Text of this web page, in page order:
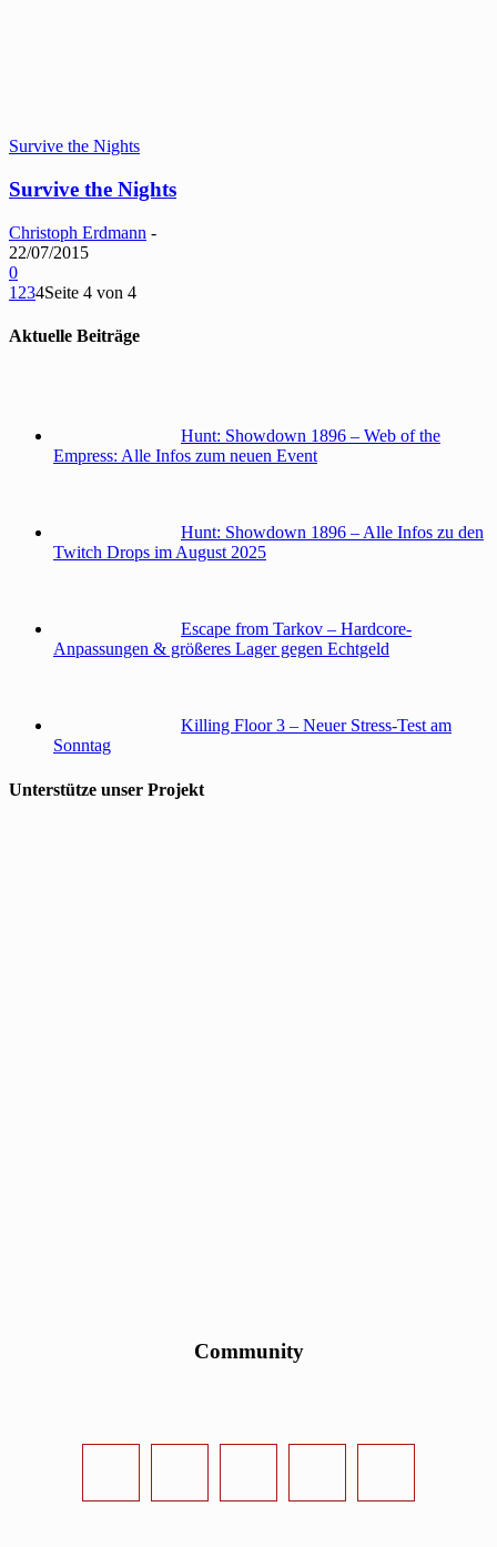
Survive the Nights
Survive the Nights
Christoph Erdmann -
22/07/2015
0
1 234Seite 4 von 4
Aktuelle Beiträge
Hunt: Showdown 1896 – Web of the
Empress: Alle Infos zum neuen Event
Hunt: Showdown 1896 – Alle Infos zu den
Twitch Drops im August 2025
Escape from Tarkov – Hardcore-
Anpassungen & größeres Lager gegen Echtgeld
Killing Floor 3 – Neuer Stress-Test am
Sonntag
Unterstütze unser Projekt
Community